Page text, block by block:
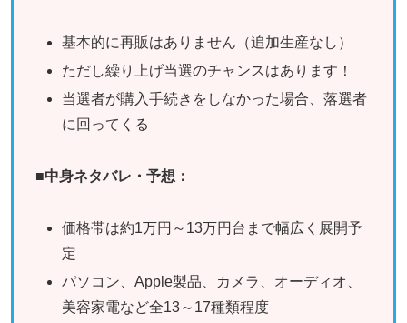
基本的に再販はありません（追加生産なし）
ただし繰り上げ当選のチャンスはあります！
当選者が購入手続きをしなかった場合、落選者
に回ってくる
■中身ネタバレ・予想：
価格帯は約1万円～13万円台まで幅広く展開予
定
パソコン、Apple製品、カメラ、オーディオ、
美容家電など全13～17種類程度